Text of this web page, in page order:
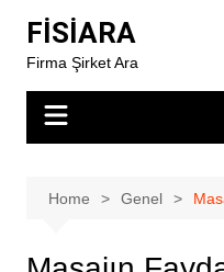
content
FİSİARA
Firma Şirket Ara
Home Genel